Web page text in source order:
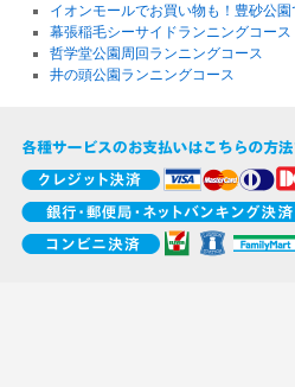
イオンモールでお買い物も！豊砂公園
幕張稲毛シーサイドランニングコース
哲学堂公園周回ランニングコース
井の頭公園ランニングコース